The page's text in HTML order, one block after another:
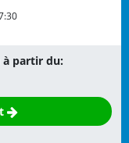
à partir du: